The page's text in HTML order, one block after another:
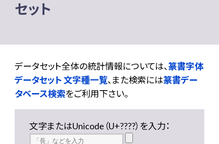
セット
データセット全体の統計情報については、篆書字体
データセット 文字種一覧、また検索には篆書デー
タベース検索をご利用下さい。
文字またはUnicode（U+????）を入力：